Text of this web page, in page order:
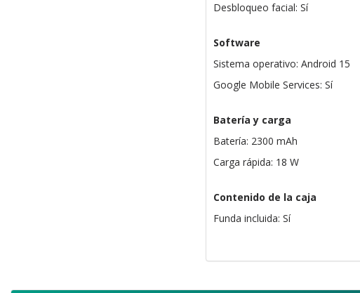
Desbloqueo facial: Sí
Software
Sistema operativo: Android 15
Google Mobile Services: Sí
Batería y carga
Batería: 2300 mAh
Carga rápida: 18 W
Contenido de la caja
Funda incluida: Sí